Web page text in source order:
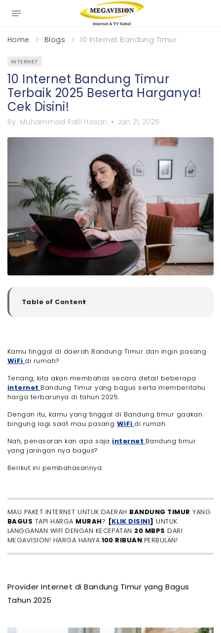
Home Blogs 10 Internet Bandung Timur Terbaik
INTERNET
10 Internet Bandung Timur
Terbaik 2025 Beserta Harganya!
Cek Disini!
By: Muhammad Rafil Hasan Jan 21, 2025
Table of Content
▼
- 2. AwiNet
- 3. Oxygen.id
- 4. ITN Transnet
- 5. MyRepublic
- 6. Faznet
- 7. Indosat HiFi
- 8. Iconnet
- 10. First Media
- Tips Memilih Internet Terbaik di Daerah Bandung
- 2. Perhatikan Stabilitas Jaringan
- 3. Hindari Fair Usage Policy (FUP) Jika
Memungkinkan
- 4. Cek Cakupan Area
- 5. Bandingkan Harga dan Paket
- 6. Pastikan Layanan Pelanggan Responsif
- 9. Tinjau Ulasan Pengguna
- Pengen WiFi atau Jaringan Internet Terbaik di
Kamu tinggal di daerah Bandung Timur dan ingin pasang
WiFi di rumah?
Tenang, kita akan membahas secara detail beberapa
internet Bandung Timur yang bagus serta memberitahu
harga terbarunya di tahun 2025.
Dengan itu, kamu yang tinggal di Bandung timur gaakan
bingung lagi saat mau pasang WiFi di rumah.
Nah, penasaran kan apa saja internet Bandung timur
yang jaringan nya bagus?
Berikut ini pembahasannya:
MAU PAKET INTERNET UNTUK DAERAH BANDUNG TIMUR YANG
BAGUS TAPI HARGA MURAH? [KLIK DISINI] UNTUK
LANGGANAN WIFI DENGAN KECEPATAN 20 MBPS DARI
MEGAVISION! HARGA HANYA 100 RIBUAN PERBULAN!
Provider Internet di Bandung Timur yang Bagus
Tahun 2025